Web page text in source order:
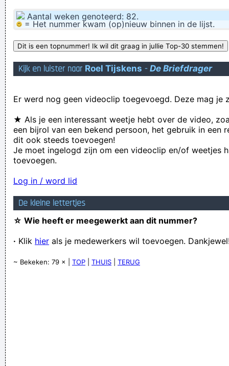
Aantal weken genoteerd: 82.
= Het nummer kwam (op)nieuw binnen in de lijst.
Kijk en luister naar Roel Tijskens - De Briefdrager
Er werd nog geen videoclip toegevoegd. Deze mag je
★ Als je een interessant weetje hebt over de video,
een bijrol van een bekend persoon, het gebruik in een
dit ook steeds toevoegen!
Je moet ingelogd zijn om een videoclip en/of weetjes
toevoegen.
Log in / word lid
De kleine lettertjes
☆ Wie heeft er meegewerkt aan dit nummer?
· Klik hier als je medewerkers wil toevoegen.
~ Bekeken: 79 × | TOP THUIS TERUG